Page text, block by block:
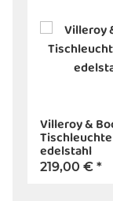
Villeroy &
edelstahl
219,00 € *